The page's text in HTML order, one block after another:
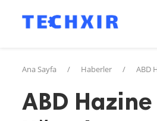
Ana Sayfa / Haberler / ABD
ABD Hazine